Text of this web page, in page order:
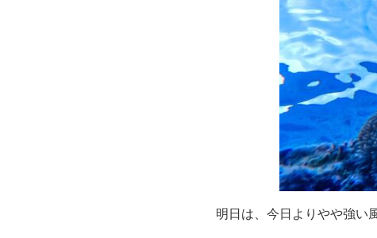
明日は、今日よりやや強い